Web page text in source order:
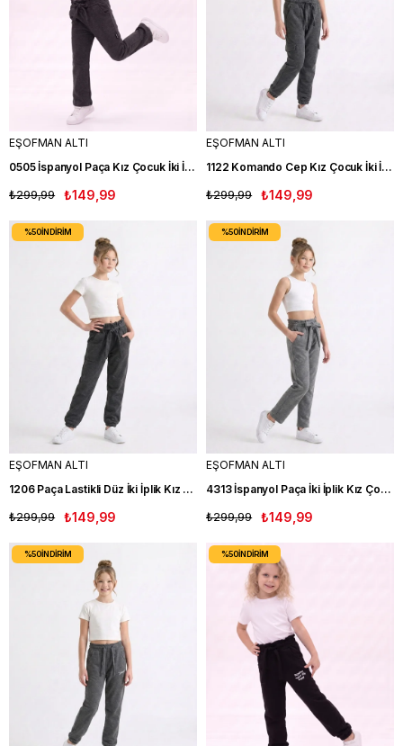
EŞOFMAN ALTI
0505 İspanyol Paça Kız Çocuk İki İplik Tek Alt FM
₺149,99
₺299,99
EŞOFMAN ALTI
1122 Komando Cep Kız Çocuk İki İplik Tek Alt FM
₺149,99
₺299,99
EŞOFMAN ALTI
1206 Paça Lastikli Düz İki İplik Kız Çocuk Tek ALt FM
₺149,99
₺299,99
%50İNDIRIM
EŞOFMAN ALTI
4313 İspanyol Paça İki İplik Kız Çocuk Tek Alt GRİ
₺149,99
₺299,99
%50İNDIRIM
%50İNDIRIM %50İNDIRIM